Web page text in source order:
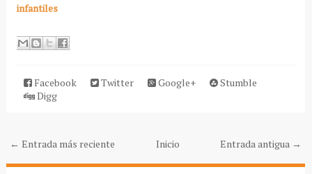
infantiles
Facebook Twitter Google+
Stumble
Digg
← Entrada más reciente Entrada antigua →
Inicio